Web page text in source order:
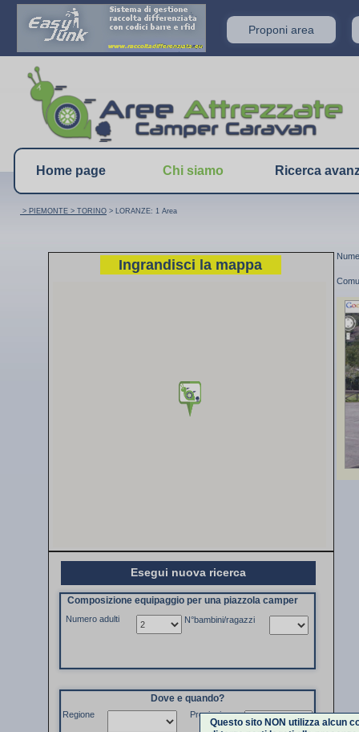
Proponi area
Home page Chi siamo Ricerca
Ingrandisci la mappa
Esegui nuova ricerca
Composizione equipaggio per una piazzola camper
Numero adulti N°bambini/ragazzi
Regione Provincia
Dove e quando?
> PIEMONTE > TORINO > LORANZE: 1 Area
Questo sito NON utilizza alcun